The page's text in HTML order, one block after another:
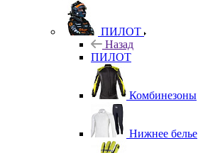
ПИЛОТ
Назад
ПИЛОТ
Комбинезоны
Нижнее белье